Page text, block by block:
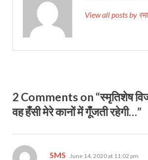
View all posts by
2 Comments on “स्मृतिशेष
वह हँसी मेरे कानों में गूँजती रहेगी…”
SMS says:
June 14, 2020 at 11:02 pm